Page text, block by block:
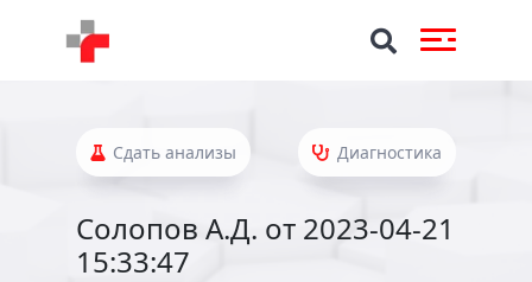
Сдать анализы Диагностика
Солопов А.Д. от 2023-04-21
15:33:47